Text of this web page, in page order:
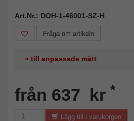
Art.Nr.: DOH-1-46001-SZ-H
Fråga om artikeln
» till anpassade mått
från 637 kr *
Lägg till i varukorgen